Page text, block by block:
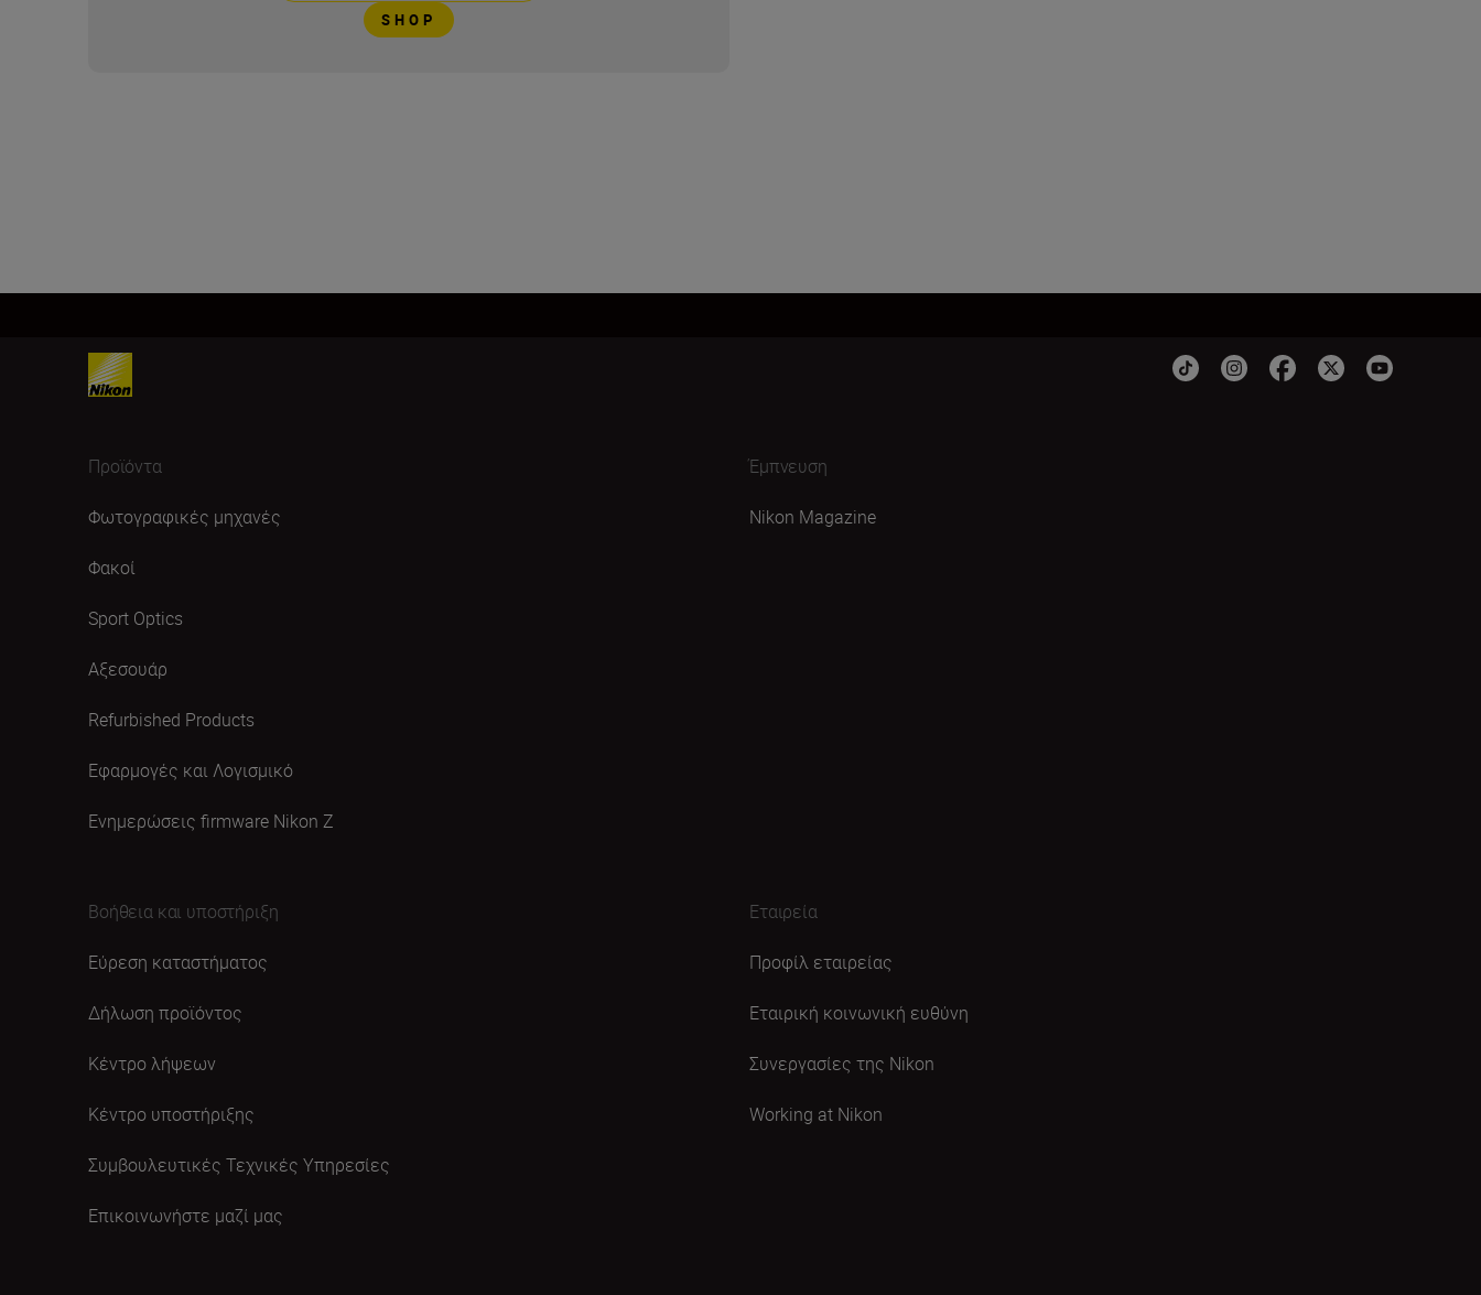
SHOP
Προϊόντα
Φωτογραφικές μηχανές
Φακοί
Sport Optics
Αξεσουάρ
Refurbished Products
Εφαρμογές και Λογισμικό
Ενημερώσεις firmware Nikon Ζ
Έμπνευση
Nikon Magazine
Βοήθεια και υποστήριξη
Εύρεση καταστήματος
Δήλωση προϊόντος
Κέντρο λήψεων
Κέντρο υποστήριξης
Συμβουλευτικές Τεχνικές Υπηρεσίες
Επικοινωνήστε μαζί μας
Εταιρεία
Προφίλ εταιρείας
Εταιρική κοινωνική ευθύνη
Συνεργασίες της Nikon
Working at Nikon